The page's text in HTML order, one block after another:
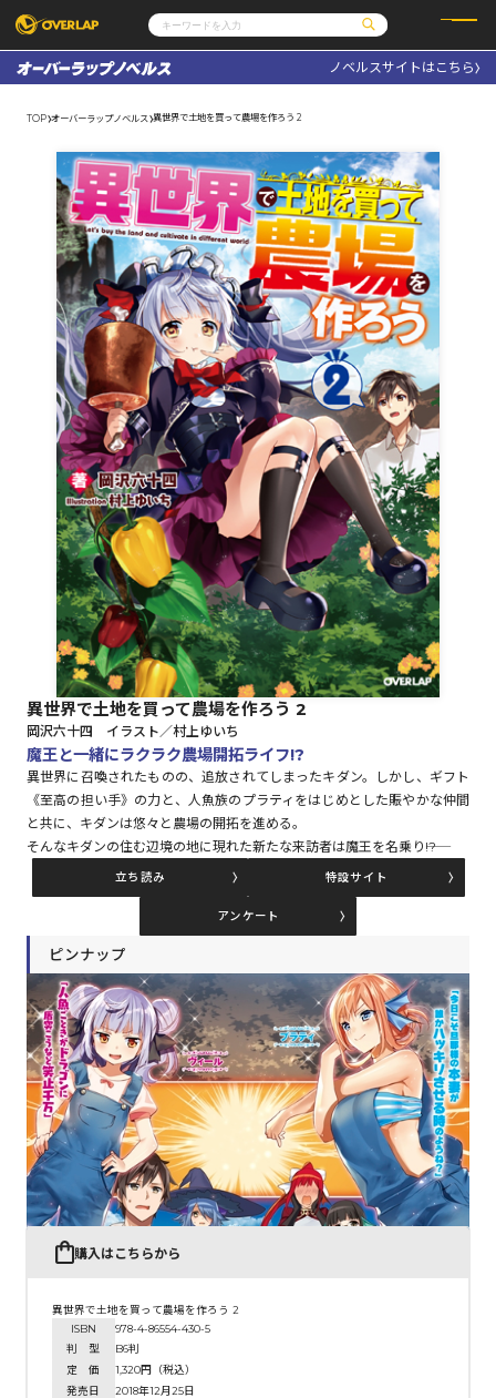
コミックガルド
コミッククリエ
文庫
ノベルス
その他
コミックエッセイ
ポケットモンスター
アニメ
ゲーム
通販・NEWS
OVERLAP STORE
オーバーラップ広報室
企業
会社概要
採用情報
アクセス
オーバーラップホールディングス
お問い合わせはこちら
オーバーラップ文庫
オーバーラップノベルス
オーバーラップノベルスf
ロサージュノベルス
コミックガルド
コミッククリエ
リキューレ
コミックエッセイ
閉じる
ノベルスサイトはこちら
TOP オーバーラップノベルス 異世界で土地を買って農場を作ろう 2
異世界で土地を買って農場を作ろう 2
岡沢六十四 イラスト／村上ゆいち
魔王と一緒にラクラク農場開拓ライフ!?
異世界に召喚されたものの、追放されてしまったキダン。しかし、ギフト
《至高の担い手》の力と、人魚族のプラティをはじめとした賑やかな仲間
と共に、キダンは悠々と農場の開拓を進める。
そんなキダンの住む辺境の地に現れた新たな来訪者は魔王を名乗り――!?
立ち読み 特設サイト
アンケート
ピンナップ
購入はこちらから
異世界で土地を買って農場を作ろう 2
ISBN
978-4-86554-430-5
判 型
B6判
定 価
1,320円（税込）
発売日
2018年12月25日